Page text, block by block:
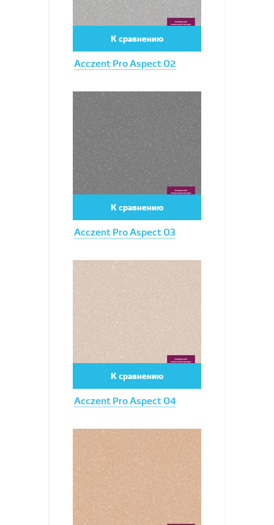
Acczent Pro Aspect 02
К сравнению
Acczent Pro Aspect 03
Увеличить
К сравнению
Acczent Pro Aspect 04
К сравнению
Увеличить